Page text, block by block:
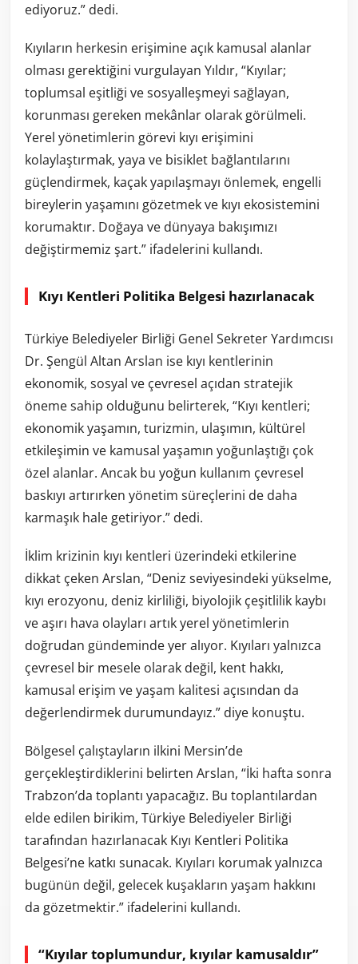
ediyoruz.” dedi.
Kıyıların herkesin erişimine açık kamusal alanlar
olması gerektiğini vurgulayan Yıldır, “Kıyılar;
toplumsal eşitliği ve sosyalleşmeyi sağlayan,
korunması gereken mekânlar olarak görülmeli.
Yerel yönetimlerin görevi kıyı erişimini
kolaylaştırmak, yaya ve bisiklet bağlantılarını
güçlendirmek, kaçak yapılaşmayı önlemek, engelli
bireylerin yaşamını gözetmek ve kıyı ekosistemini
korumaktır. Doğaya ve dünyaya bakışımızı
değiştirmemiz şart.” ifadelerini kullandı.
Kıyı Kentleri Politika Belgesi hazırlanacak
Türkiye Belediyeler Birliği Genel Sekreter Yardımcısı
Dr. Şengül Altan Arslan ise kıyı kentlerinin
ekonomik, sosyal ve çevresel açıdan stratejik
öneme sahip olduğunu belirterek, “Kıyı kentleri;
ekonomik yaşamın, turizmin, ulaşımın, kültürel
etkileşimin ve kamusal yaşamın yoğunlaştığı çok
özel alanlar. Ancak bu yoğun kullanım çevresel
baskıyı artırırken yönetim süreçlerini de daha
karmaşık hale getiriyor.” dedi.
İklim krizinin kıyı kentleri üzerindeki etkilerine
dikkat çeken Arslan, “Deniz seviyesindeki yükselme,
kıyı erozyonu, deniz kirliliği, biyolojik çeşitlilik kaybı
ve aşırı hava olayları artık yerel yönetimlerin
doğrudan gündeminde yer alıyor. Kıyıları yalnızca
çevresel bir mesele olarak değil, kent hakkı,
kamusal erişim ve yaşam kalitesi açısından da
değerlendirmek durumundayız.” diye konuştu.
Bölgesel çalıştayların ilkini Mersin’de
gerçekleştirdiklerini belirten Arslan, “İki hafta sonra
Trabzon’da toplantı yapacağız. Bu toplantılardan
elde edilen birikim, Türkiye Belediyeler Birliği
tarafından hazırlanacak Kıyı Kentleri Politika
Belgesi’ne katkı sunacak. Kıyıları korumak yalnızca
bugünün değil, gelecek kuşakların yaşam hakkını
da gözetmektir.” ifadelerini kullandı.
“Kıyılar toplumundur, kıyılar kamusaldır”